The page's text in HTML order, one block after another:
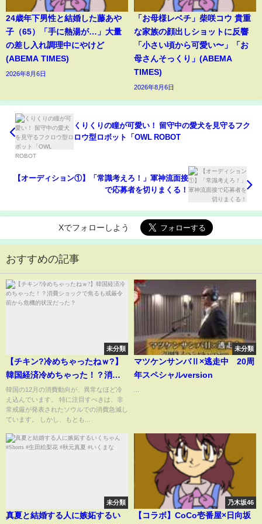
24歳年下男性と結婚した藤あや
子（65）「手に熱湯が…」大量
の差し入れ調理中にやけど
(ABEMA TIMES)
2026年8月6日
「お母様レベチ」柴咲コウ 貴重
な家族の顔出しショットに反響
「小さい頃から可愛い〜」「お
母さんそっくり」(ABEMA
TIMES)
2026年8月6日
くりくりの瞳が可愛い！ 留守中の愛犬を見守るフク
ロウ型ロボット「OWL ROBOT
【オーディション①】「常識考えろ！」軍神流面接
で応募者を切りまくる！
Xでフォローしよう
おすすめの記事
未分類
【チキン?冷めちゃったねｗ?】
韓国経済冷めちゃった！？消費
ショックで焦るも戒厳令前から
危機的状況だった？
韓国の12月の消費動向が、異常なほど冷
え込んでいます。 特に注目すべきは、非
常戒厳が発表されたソウルでの消費急減し
ています。 しかし、もとも...
未分類
マツケンサンバⅡ×逃走中 20周
年スペシャルversion
未分類
真夏と結婚する人に嫉妬するい
乃木坂46
【コラボ】CoCo壱番屋×日向坂